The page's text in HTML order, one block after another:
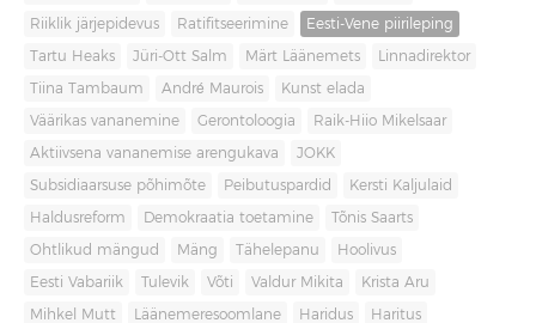
Riiklik järjepidevus Ratifitseerimine Eesti-Vene piirileping
Tartu Heaks Jüri-Ott Salm Märt Läänemets Linnadirektor
Tiina Tambaum André Maurois Kunst elada
Väärikas vananemine Gerontoloogia Raik-Hiio Mikelsaar
Aktiivsena vananemise arengukava JOKK
Subsidiaarsuse põhimõte Peibutuspardid Kersti Kaljulaid
Haldusreform Demokraatia toetamine Tõnis Saarts
Ohtlikud mängud Mäng Tähelepanu Hoolivus
Eesti Vabariik Tulevik Võti Valdur Mikita Krista Aru
Mihkel Mutt Läänemeresoomlane Haridus Haritus